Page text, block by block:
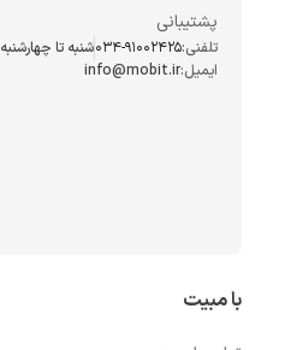
پشتیبانی
تلفنی:034-91002425شنبه تا چهارشنبه ۸ الی ۲۱ - پنجشنبه 8 الی ۲۰:۳۰
ایمیل:info@mobit.ir
با مبیت